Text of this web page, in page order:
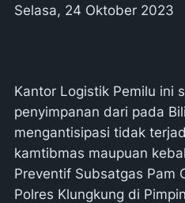
Selasa, 24 Oktober 2023
Kantor Logistik Pemilu ini
penyimpanan dari pada
mengantisipasi tidak
kamtibmas maupuan
Preventif Subsatgas Pam
Polres Klungkung di